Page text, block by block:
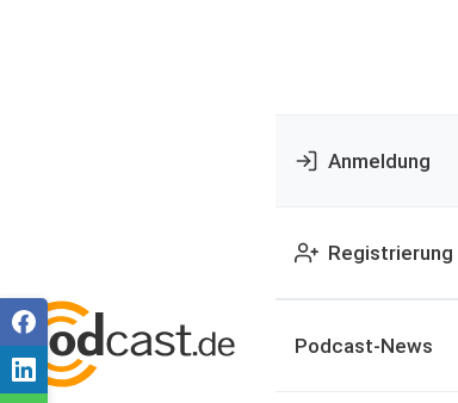
Anmeldung
Registrierung
Podcast-News